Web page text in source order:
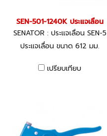
SEN-501-1240K ประแจเลื่อน
SENATOR : ประแจเลื่อน SEN-5
01-1240K
ประแจเลื่อน ขนาด 612 มม.
เปรียบเทียบ